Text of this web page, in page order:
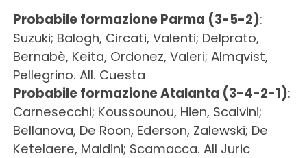
Probabile formazione Parma (3-5-2):
Suzuki; Balogh, Circati, Valenti; Delprato,
Bernabè, Keita, Ordonez, Valeri; Almqvist,
Pellegrino. All. Cuesta
Probabile formazione Atalanta (3-4-2-1):
Carnesecchi; Koussounou, Hien, Scalvini;
Bellanova, De Roon, Ederson, Zalewski; De
Ketelaere, Maldini; Scamacca. All Juric